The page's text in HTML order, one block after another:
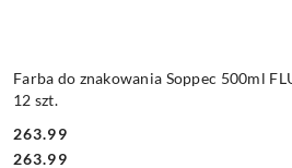
Farba do znakowania Soppec 500ml
12 szt.
Cena:
263.99
Cena:
263.99